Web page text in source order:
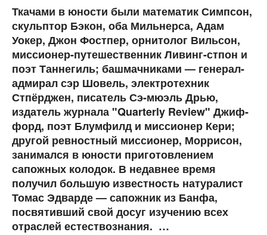
Ткачами в юности были математик Симпсон,
скульптор Бэкон, оба Мильнерса, Адам
Уокер, Джон Фостпер, орнитолог Вильсон,
миссионер-путешественник Ливинг-стпон и
поэт Таннегиль; башмачниками — генерал-
адмирал сэр Шовель, электротехник
Стпёрджен, писатель Сэ-мюэль Дрью,
издатель журнала "Quarterly Review" Джиф-
форд, поэт Блумфилд и миссионер Кери;
другой ревностный миссионер, Моррисон,
занимался в юности приготовлением
сапожных колодок. В недавнее время
получил большую известность натуралист
Томас Эдварде — сапожник из Банфа,
посвятивший свой досуг изучению всех
отраслей естествознания. …